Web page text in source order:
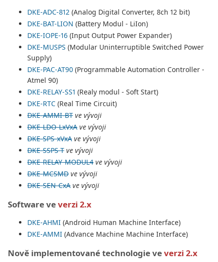
DKE-ADC-812 (Analog Digital Converter, 8ch 12 bit)
DKE-BAT-LION (Battery Modul - LiIon)
DKE-IOPE-16 (Input Output Power Expander)
DKE-MUSPS (Modular Uninterruptible Switched Power
Supply)
DKE-PAC-AT90 (Programmable Automation Controller -
Atmel 90)
DKE-RELAY-SS1 (Realy modul - Soft Start)
DKE-RTC (Real Time Circuit)
DKE-AMMI-BT ve vývoji
DKE-LDO-LxVxA ve vývoji
DKE-SPS-xVxA ve vývoji
DKE-SSPS-T ve vývoji
DKE-RELAY-MODUL4 ve vývoji
DKE-MCSMD ve vývoji
DKE-SEN-CxA ve vývoji
Software veverzi 2.x
DKE-AHMI (Android Human Machine Interface)
DKE-AMMI (Advance Machine Machine Interface)
Nově implementované technologie veverzi 2.x